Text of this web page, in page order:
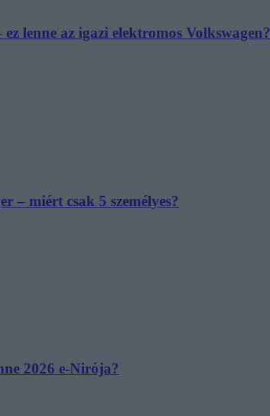
lenne az igazi elektromos Volkswagen?
– miért csak 5 személyes?
2026 e-Nirója?